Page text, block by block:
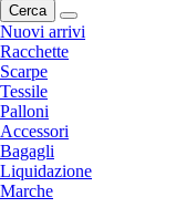
Cerca
Nuovi arrivi
Racchette
Scarpe
Tessile
Palloni
Accessori
Bagagli
Liquidazione
Marche